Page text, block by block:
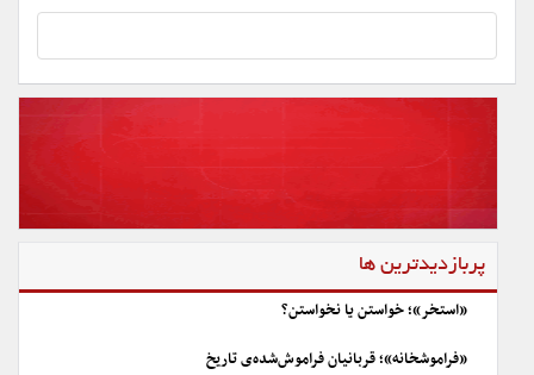
پربازدیدترین ها
«استخر»؛ خواستن یا نخواستن؟
«فراموشخانه»؛ قربانیان فراموش‌شده‌ی تاریخ